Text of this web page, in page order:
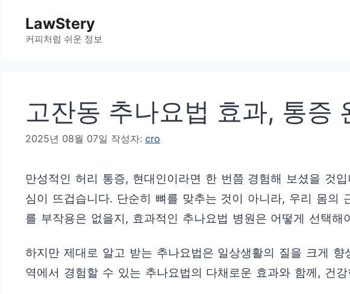
LawStery
커피처럼 쉬운 정보
고잔동 추나요법 효과, 통증
2025년 08월 07일 작성자: cro
만성적인 허리 통증, 현대인이라면 한 번쯤 경험해 보셨을 것
심이 뜨겁습니다. 단순히 뼈를 맞추는 것이 아니라, 우리 몸의
를 부작용은 없을지, 효과적인 추나요법 병원은 어떻게 선택
하지만 제대로 알고 받는 추나요법은 일상생활의 질을 크게
역에서 경험할 수 있는 추나요법의 다채로운 효과와 함께, 건